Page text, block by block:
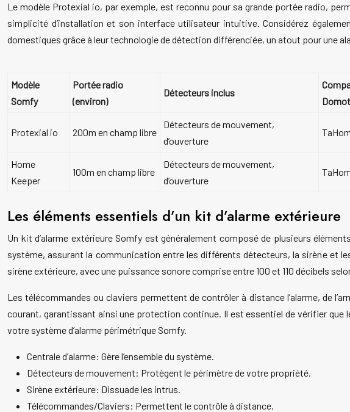
Le modèle Protexial io, par exemple, est reconnu pour sa grande portée radio,
simplicité d’installation et son interface utilisateur intuitive. Considérez
domestiques grâce à leur technologie de détection différenciée, un atout pour une
Modèle
Somfy
Portée radio
(environ)
Détecteurs inclus
Protexial io 200m en champ libre
Détecteurs de mouvement,
d’ouverture
Home
Keeper
100m en champ libre
Détecteurs de mouvement,
d’ouverture
Les éléments essentiels d’un kit d’alarme extérieure
Un kit d’alarme extérieure Somfy est généralement composé de plusieurs
système, assurant la communication entre les différents détecteurs, la sirène et
sirène extérieure, avec une puissance sonore comprise entre 100 et 110 décibels
Les télécommandes ou claviers permettent de contrôler à distance l’alarme, de
courant, garantissant ainsi une protection continue. Il est essentiel de vérifier
votre système d’alarme périmétrique Somfy.
Centrale d’alarme: Gère l’ensemble du système.
Détecteurs de mouvement: Protègent le périmètre de votre propriété.
Sirène extérieure: Dissuade les intrus.
Télécommandes/Claviers: Permettent le contrôle à distance.